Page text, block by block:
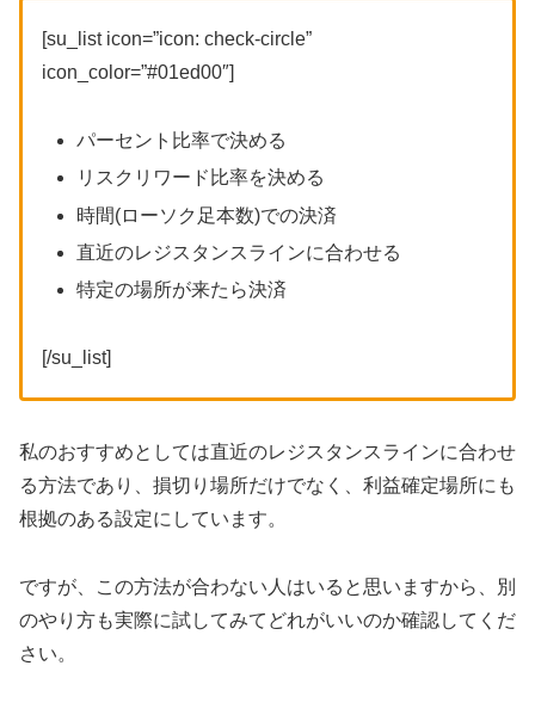
[su_list icon=”icon: check-circle”
icon_color=”#01ed00″]
パーセント比率で決める
リスクリワード比率を決める
時間(ローソク足本数)での決済
直近のレジスタンスラインに合わせる
特定の場所が来たら決済
[/su_list]
私のおすすめとしては直近のレジスタンスラインに合わせ
る方法であり、損切り場所だけでなく、利益確定場所にも
根拠のある設定にしています。
ですが、この方法が合わない人はいると思いますから、別
のやり方も実際に試してみてどれがいいのか確認してくだ
さい。